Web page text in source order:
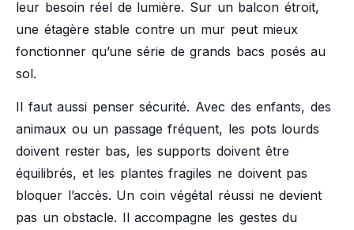
leur besoin réel de lumière. Sur un balcon étroit,
une étagère stable contre un mur peut mieux
fonctionner qu’une série de grands bacs posés au
sol.
Il faut aussi penser sécurité. Avec des enfants, des
animaux ou un passage fréquent, les pots lourds
doivent rester bas, les supports doivent être
équilibrés, et les plantes fragiles ne doivent pas
bloquer l’accès. Un coin végétal réussi ne devient
pas un obstacle. Il accompagne les gestes du